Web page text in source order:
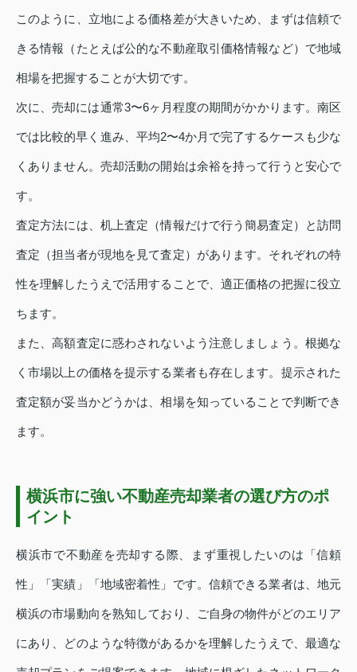
このように、立地による価格差が大きいため、まずは信頼で
きる情報（たとえば公的な不動産取引価格情報など）で地域
相場を把握することが大切です。
次に、売却には通常3〜6ヶ月程度の期間がかかります。南区
では比較的早く進み、平均2〜4か月で完了するケースも少な
くありません。売却活動の開始は余裕を持って行うと安心で
す。
査定方法には、机上査定（情報だけで行う簡易査定）と訪問
査定（担当者が現地を見て査定）があります。それぞれの特
性を理解したうえで活用することで、適正価格の把握に役立
ちます。
また、高額査定に惑わされないよう注意しましょう。根拠な
く市場以上の価格を提示する業者も存在します。提示された
査定額が妥当かどうかは、相場を知っていることで判断でき
ます。
横浜市に強い不動産売却業者の選び方のポ
イント
横浜市で不動産を売却する際、まず重視したいのは「信頼
性」「実績」「地域密着性」です。信頼できる業者は、地元
横浜の市場動向を熟知しており、ご自身の物件がどのエリア
にあり、どのような特徴があるかを理解したうえで、最適な